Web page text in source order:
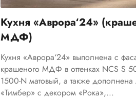
Кухня «Аврора‘24»
МДФ)
Кухня «Аврора‘24» выполнена с
крашеного МДФ в оттенках NCS S
1500-N матовый, а также
«Тимбер» с декором «Рока»,...